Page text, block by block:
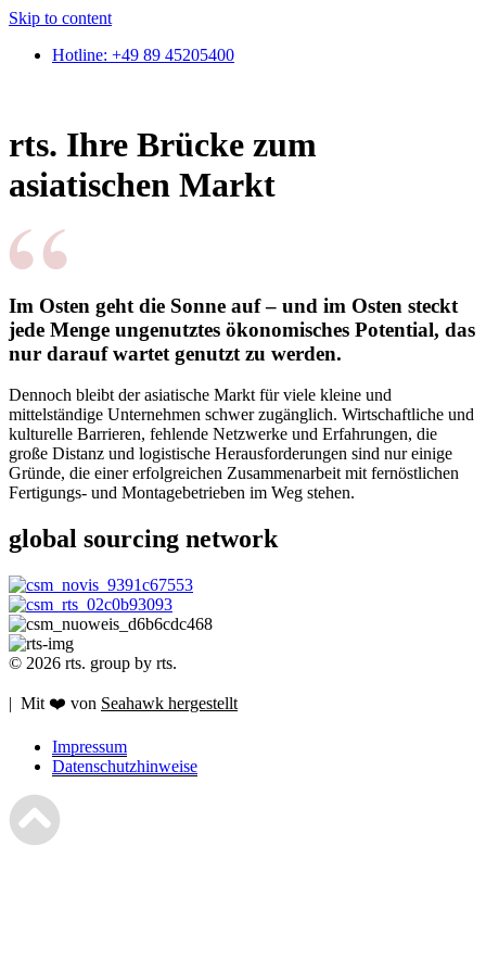
Skip to content
Hotline: +49 89 45205400
rts. Ihre Brücke zum
asiatischen Markt
Im Osten geht die Sonne auf – und im Osten steckt
jede Menge ungenutztes ökonomisches Potential, das
nur darauf wartet genutzt zu werden.
Dennoch bleibt der asiatische Markt für viele kleine und
mittelständige Unternehmen schwer zugänglich. Wirtschaftliche und
kulturelle Barrieren, fehlende Netzwerke und Erfahrungen, die
große Distanz und logistische Herausforderungen sind nur einige
Gründe, die einer erfolgreichen Zusammenarbeit mit fernöstlichen
Fertigungs- und Montagebetrieben im Weg stehen.
global sourcing network
© 2026 rts. group by rts.
| Mit ❤️ von Seahawk hergestellt
Impressum
Datenschutzhinweise